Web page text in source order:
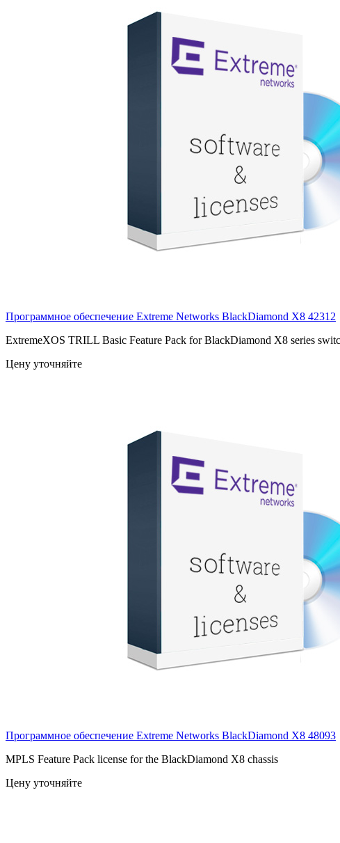
Программное обеспечение Extreme Networks BlackDiamond X8 42312
ExtremeXOS TRILL Basic Feature Pack for BlackDiamond X8 series
Цену уточняйте
Программное обеспечение Extreme Networks BlackDiamond X8 48093
MPLS Feature Pack license for the BlackDiamond X8 chassis
Цену уточняйте